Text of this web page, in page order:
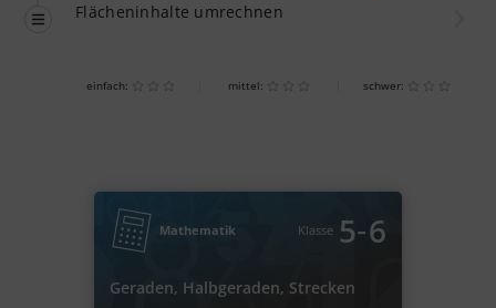
Flächeninhalte umrechnen
einfach: mittel: schwer:
Mathematik Klasse 5‐6
Geraden, Halbgeraden, Strecken